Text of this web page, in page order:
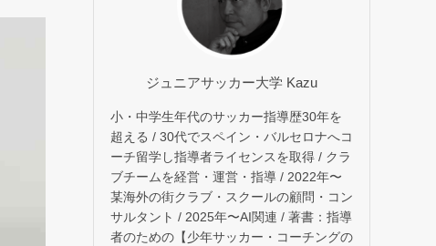
ジュニアサッカー大学 Kazu
小・中学生年代のサッカー指導歴30年を
超える / 30代でスペイン・バルセロナへコ
ーチ留学し指導者ライセンスを取得 / クラ
ブチームを経営・運営・指導 / 2022年〜
某海外の街クラブ・スクールの顧問・コン
サルタント / 2025年〜AI関連 / 著書：指導
者のための【少年サッカー・コーチングの